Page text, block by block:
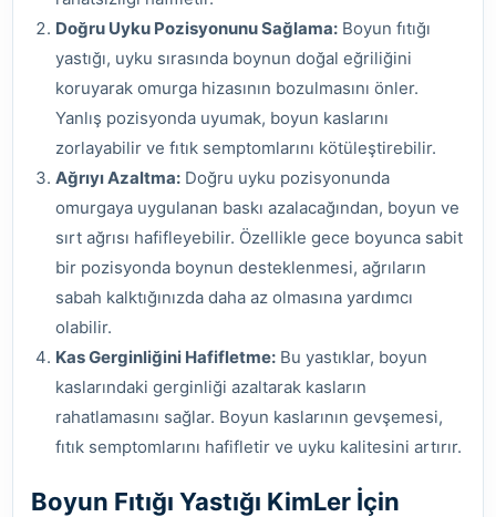
Doğru Uyku Pozisyonunu Sağlama: Boyun fıtığı
yastığı, uyku sırasında boynun doğal eğriliğini
koruyarak omurga hizasının bozulmasını önler.
Yanlış pozisyonda uyumak, boyun kaslarını
zorlayabilir ve fıtık semptomlarını kötüleştirebilir.
Ağrıyı Azaltma: Doğru uyku pozisyonunda
omurgaya uygulanan baskı azalacağından, boyun ve
sırt ağrısı hafifleyebilir. Özellikle gece boyunca sabit
bir pozisyonda boynun desteklenmesi, ağrıların
sabah kalktığınızda daha az olmasına yardımcı
olabilir.
Kas Gerginliğini Hafifletme: Bu yastıklar, boyun
kaslarındaki gerginliği azaltarak kasların
rahatlamasını sağlar. Boyun kaslarının gevşemesi,
fıtık semptomlarını hafifletir ve uyku kalitesini artırır.
Boyun Fıtığı Yastığı KimLer İçin